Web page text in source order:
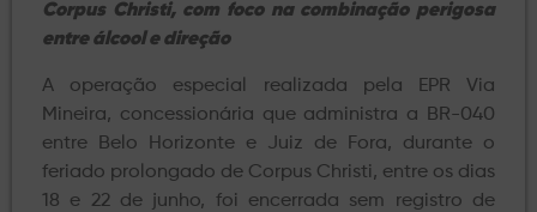
Corpus Christi, com foco na combinação perigosa
entre álcool e direção
A operação especial realizada pela EPR Via
Mineira, concessionária que administra a BR-040
entre Belo Horizonte e Juiz de Fora, durante o
feriado prolongado de Corpus Christi, entre os dias
18 e 22 de junho, foi encerrada sem registro de